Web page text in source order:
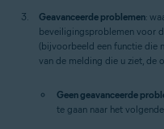
Geavanceerde problemen:
beveiligingsproblemen voor
(bijvoorbeeld een functie die
van de melding die u ziet, de
Geen geavanceerde
te gaan naar het